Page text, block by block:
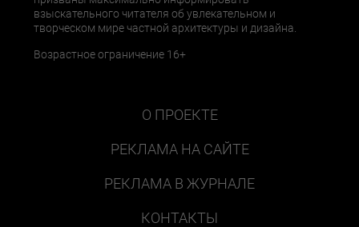
взыскательного читателя об увлекательном и
творческом мире частной архитектуры и дизайна.
Возрастное ограничение 16+
О ПРОЕКТЕ
РЕКЛАМА НА САЙТЕ
РЕКЛАМА В ЖУРНАЛЕ
КОНТАКТЫ